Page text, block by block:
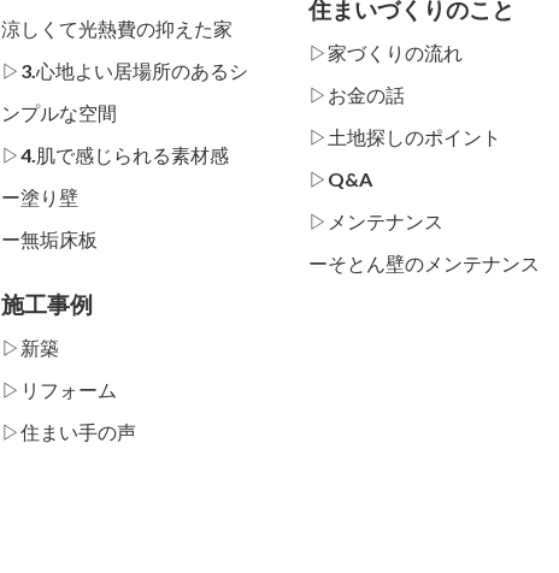
涼しくて光熱費の抑えた家
▷3.心地よい居場所のあるシ
ンプルな空間
▷4.肌で感じられる素材感
ー塗り壁
ー無垢床板
施工事例
▷新築
▷リフォーム
▷住まい手の声
住まいづくりのこと
▷家づくりの流れ
▷お金の話
▷土地探しのポイント
▷Q&A
▷メンテナンス
ーそとん壁のメンテナンス